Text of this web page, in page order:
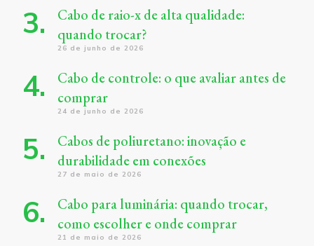
Cabo de raio-x de alta qualidade:
quando trocar?
26 de junho de 2026
Cabo de controle: o que avaliar antes de
comprar
24 de junho de 2026
Cabos de poliuretano: inovação e
durabilidade em conexões
27 de maio de 2026
Cabo para luminária: quando trocar,
como escolher e onde comprar
21 de maio de 2026